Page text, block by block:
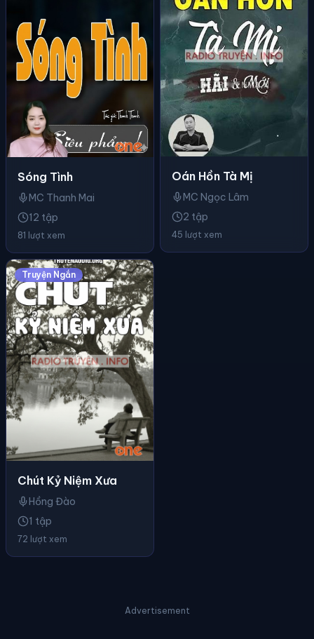
Sóng Tình
MC Thanh Mai
12 tập
81 lượt xem
Oán Hồn Tà Mị
MC Ngọc Lâm
2 tập
45 lượt xem
Truyện Ngắn
Chút Kỷ Niệm Xưa
Hồng Đào
1 tập
72 lượt xem
Advertisement